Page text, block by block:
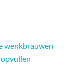
wenkbrauwen